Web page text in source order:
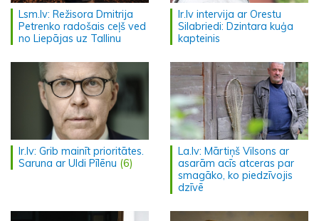
Lsm.lv: Režisora Dmitrija
Petrenko radošais ceļš ved
no Liepājas uz Tallinu
Ir.lv intervija ar Orestu
Silabriedi: Dzintara kuģa
kapteinis
Ir.lv: Grib mainīt prioritātes.
Saruna ar Uldi Pīlēnu (6)
La.lv: Mārtiņš Vilsons ar
asarām acīs atceras par
smagāko, ko piedzīvojis
dzīvē